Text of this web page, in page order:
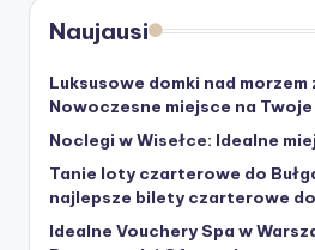
Naujausi
Luksusowe domki nad morzem
Nowoczesne miejsce na
Noclegi w Wisełce: Idealne
Tanie loty czarterowe do
najlepsze bilety czarterowe
Idealne Vouchery Spa w